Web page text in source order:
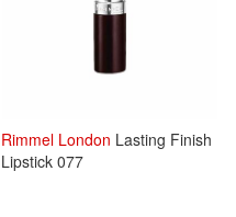
Rimmel London Lasting Finish
Lipstick 077